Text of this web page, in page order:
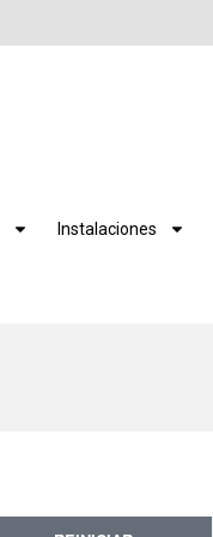
Instalaciones